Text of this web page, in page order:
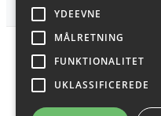
Copyright © 2026
YDEEVNE
MÅLRETNING
FUNKTIONALITET
UKLASSIFICEREDE